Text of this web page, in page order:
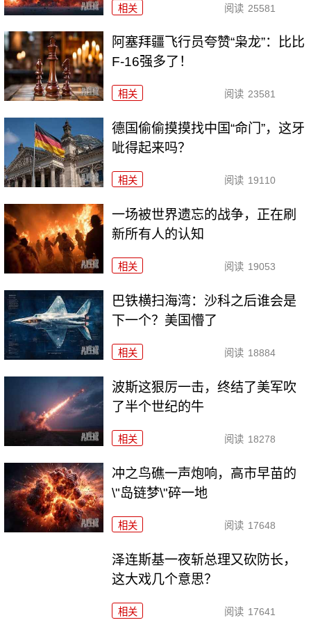
相关 阅读 25581
阿塞拜疆飞行员夸赞“枭龙”：比比
F-16强多了！
相关 阅读 23581
德国偷偷摸摸找中国“命门”，这牙
呲得起来吗？
相关 阅读 19110
一场被世界遗忘的战争，正在刷
新所有人的认知
相关 阅读 19053
巴铁横扫海湾：沙科之后谁会是
下一个？美国懵了
相关 阅读 18884
波斯这狠厉一击，终结了美军吹
了半个世纪的牛
相关 阅读 18278
冲之鸟礁一声炮响，高市早苗的
\"岛链梦\"碎一地
相关 阅读 17648
泽连斯基一夜斩总理又砍防长，
这大戏几个意思？
相关 阅读 17641